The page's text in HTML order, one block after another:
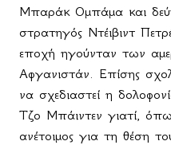
Μπαράκ Ομπάμα και
στρατηγός Ντέιβιντ
εποχή ηγούνταν των
Αφγανιστάν. Επίσης
να σχεδιαστεί η
Τζο Μπάιντεν γιατί,
ανέτοιμος για τη θέση